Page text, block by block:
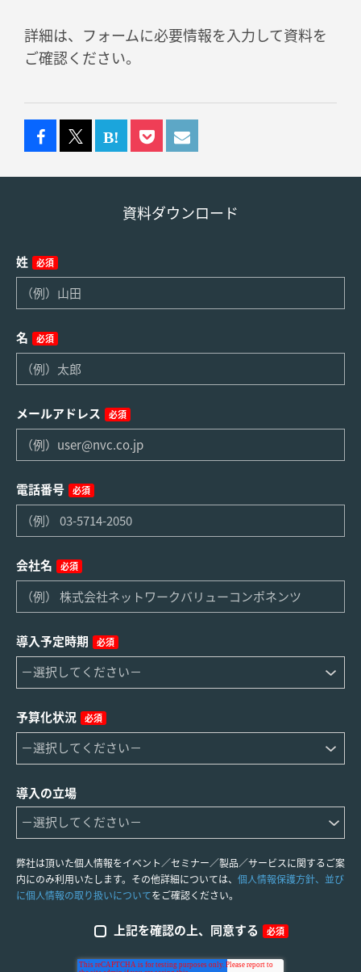
詳細は、フォームに必要情報を入力して資料を
ご確認ください。
資料ダウンロード
姓 必須
名 必須
メールアドレス 必須
電話番号 必須
会社名 必須
導入予定時期 必須
予算化状況 必須
導入の立場
弊社は頂いた個人情報をイベント／セミナー／製品／サービスに関するご案
内にのみ利用いたします。その他詳細については、 個人情報保護方針、並び
に個人情報の取り扱いについてをご確認ください。
上記を確認の上、同意する 必須